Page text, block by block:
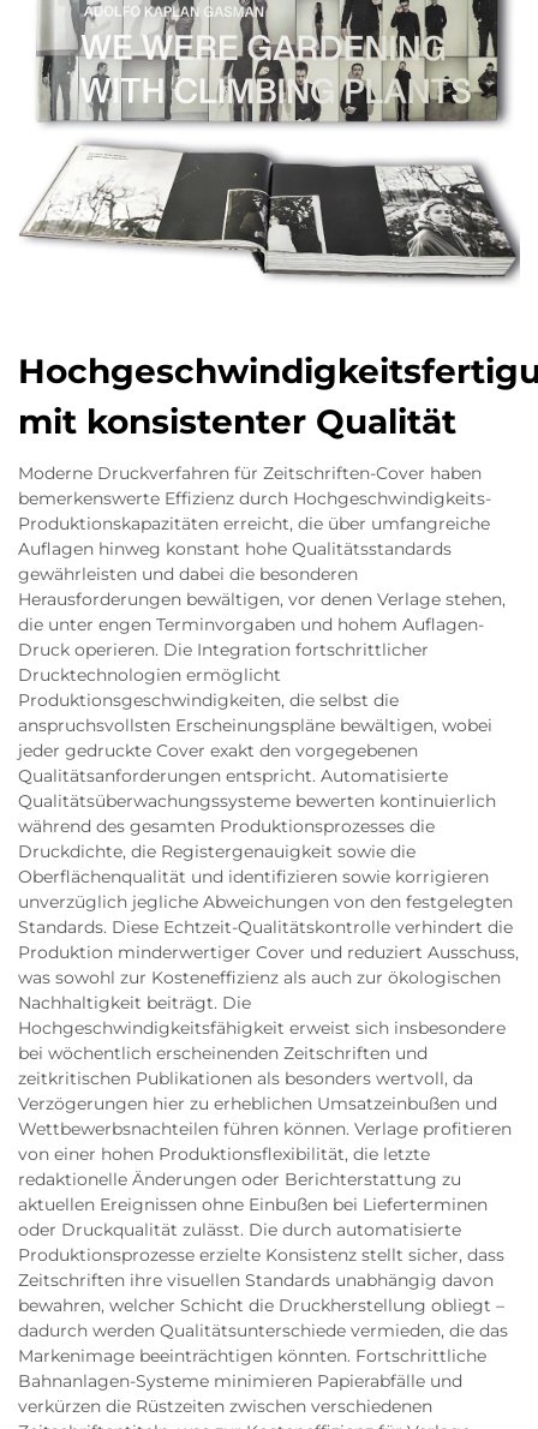
mit konsistenter Qualität
Moderne Druckverfahren für Zeitschriften-Cover haben
bemerkenswerte Effizienz durch Hochgeschwindigkeits-
Produktionskapazitäten erreicht, die über umfangreiche
Auflagen hinweg konstant hohe Qualitätsstandards
gewährleisten und dabei die besonderen
Herausforderungen bewältigen, vor denen Verlage stehen,
die unter engen Terminvorgaben und hohem Auflagen-
Druck operieren. Die Integration fortschrittlicher
Drucktechnologien ermöglicht
Produktionsgeschwindigkeiten, die selbst die
anspruchsvollsten Erscheinungspläne bewältigen, wobei
jeder gedruckte Cover exakt den vorgegebenen
Qualitätsanforderungen entspricht. Automatisierte
Qualitätsüberwachungssysteme bewerten kontinuierlich
während des gesamten Produktionsprozesses die
Druckdichte, die Registergenauigkeit sowie die
Oberflächenqualität und identifizieren sowie korrigieren
unverzüglich jegliche Abweichungen von den festgelegten
Standards. Diese Echtzeit-Qualitätskontrolle verhindert die
Produktion minderwertiger Cover und reduziert Ausschuss,
was sowohl zur Kosteneffizienz als auch zur ökologischen
Nachhaltigkeit beiträgt. Die
Hochgeschwindigkeitsfähigkeit erweist sich insbesondere
bei wöchentlich erscheinenden Zeitschriften und
zeitkritischen Publikationen als besonders wertvoll, da
Verzögerungen hier zu erheblichen Umsatzeinbußen und
Wettbewerbsnachteilen führen können. Verlage profitieren
von einer hohen Produktionsflexibilität, die letzte
redaktionelle Änderungen oder Berichterstattung zu
aktuellen Ereignissen ohne Einbußen bei Lieferterminen
oder Druckqualität zulässt. Die durch automatisierte
Produktionsprozesse erzielte Konsistenz stellt sicher, dass
Zeitschriften ihre visuellen Standards unabhängig davon
bewahren, welcher Schicht die Druckherstellung obliegt –
dadurch werden Qualitätsunterschiede vermieden, die das
Markenimage beeinträchtigen könnten. Fortschrittliche
Bahnanlagen-Systeme minimieren Papierabfälle und
verkürzen die Rüstzeiten zwischen verschiedenen